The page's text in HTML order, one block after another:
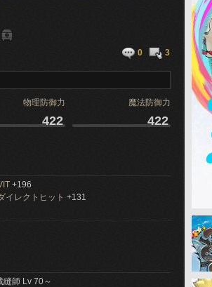
0 3
物理防御力 魔法防御力
422 422
+196
イレクトヒット +131
縫師 Lv 70～